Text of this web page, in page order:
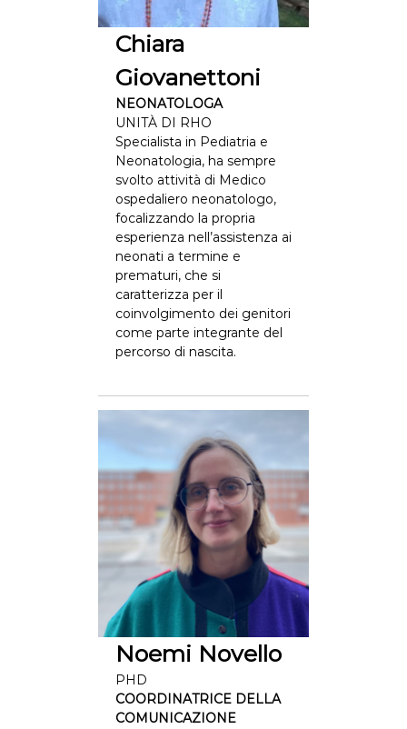
Chiara
Giovanettoni
NEONATOLOGA
UNITÀ DI RHO
Specialista in Pediatria e
Neonatologia, ha sempre
svolto attività di Medico
ospedaliero neonatologo,
focalizzando la propria
esperienza nell’assistenza ai
neonati a termine e
prematuri, che si
caratterizza per il
coinvolgimento dei genitori
come parte integrante del
percorso di nascita.
Noemi Novello
PHD
COORDINATRICE DELLA
COMUNICAZIONE